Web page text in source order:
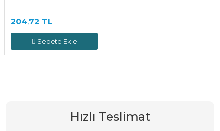
204,72 TL
Sepete Ekle
Hızlı Teslimat